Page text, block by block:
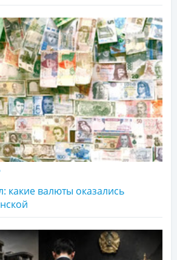
какие валюты оказались